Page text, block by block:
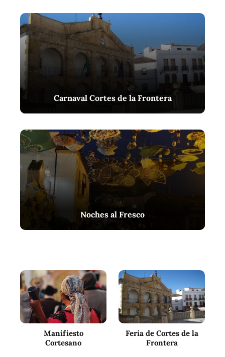
Carnaval Cortes de la Frontera
Noches al Fresco
Manifiesto
Cortesano
Feria de Cortes de la
Frontera